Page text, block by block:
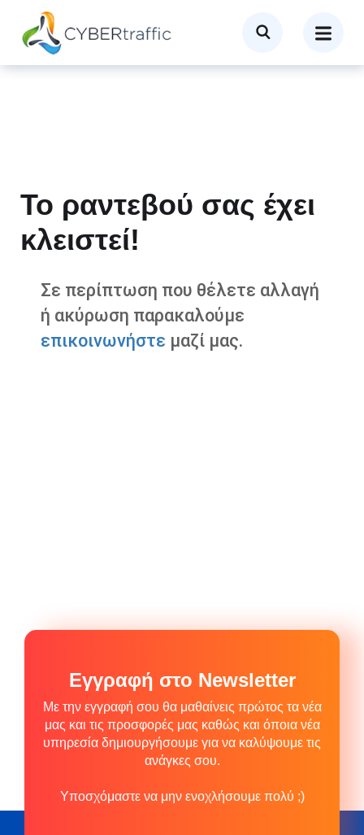
Το ραντεβού σας έχει
κλειστεί!
Σε περίπτωση που θέλετε αλλαγή
ή ακύρωση παρακαλούμε
επικοινωνήστε μαζί μας.
Εγγραφή στο Newsletter
Με την εγγραφή σου θα μαθαίνεις πρώτος τα νέα
μας και τις προσφορές μας καθώς και όποια νέα
υπηρεσία δημιουργήσουμε για να καλύψουμε τις
ανάγκες σου.
Υποσχόμαστε να μην ενοχλήσουμε πολύ ;)